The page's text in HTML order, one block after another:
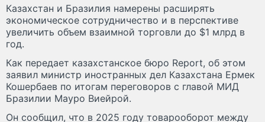
Казахстан и Бразилия намерены расширять
экономическое сотрудничество и в перспективе
увеличить объем взаимной торговли до $1 млрд в
год.
Как передает казахстанское бюро Report, об этом
заявил министр иностранных дел Казахстана Ермек
Кошербаев по итогам переговоров с главой МИД
Бразилии Мауро Виейрой.
Он сообщил, что в 2025 году товарооборот между